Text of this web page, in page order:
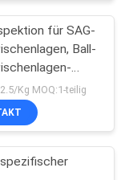
für SAG-
Ball-
Kg MOQ:1-teilig